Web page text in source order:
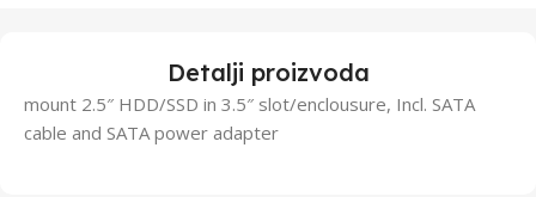
Detalji proizvoda
mount 2.5″ HDD/SSD in 3.5″ slot/enclousure, Incl. SATA
cable and SATA power adapter